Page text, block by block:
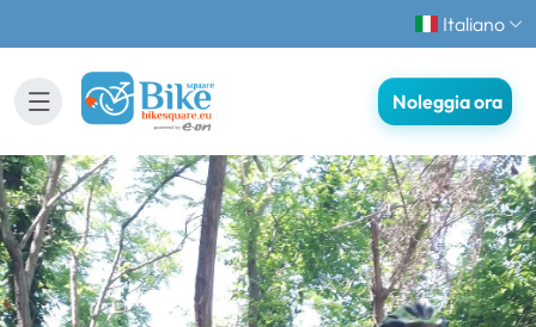
Italiano
Noleggia ora